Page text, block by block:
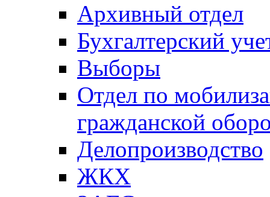
Архивный отдел
Бухгалтерский
Выборы
Отдел по
гражданской
Делопроизводство
ЖКХ